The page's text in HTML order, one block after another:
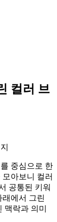
컬러 브
중심으로 한
아보니 컬러
공통된 키워
에서 그린
락과 의미